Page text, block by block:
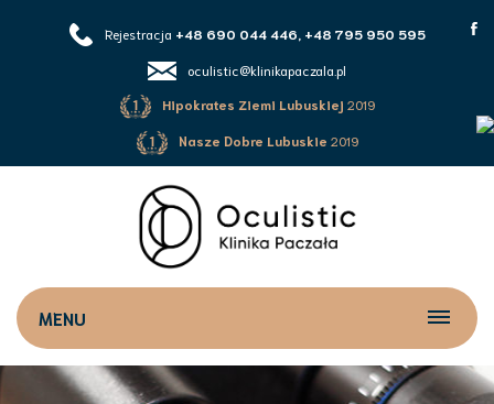
Rejestracja +48 690 044 446, +48 795 950 595
oculistic@klinikapaczala.pl
Hipokrates Ziemi Lubuskiej 2019
Nasze Dobre Lubuskie 2019
MENU